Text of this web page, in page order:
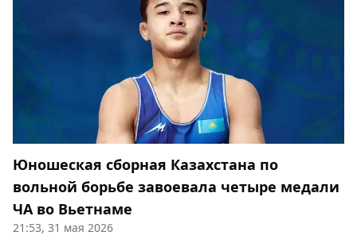
Юношеская сборная Казахстана по
вольной борьбе завоевала четыре медали
ЧА во Вьетнаме
21:53, 31 мая 2026